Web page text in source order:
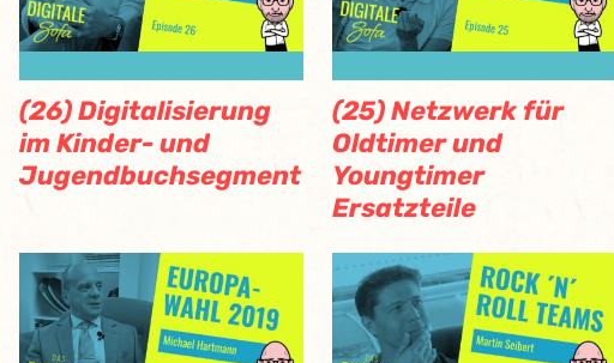
(26) Digitalisierung
im Kinder- und
Jugendbuchsegment
(25) Netzwerk für
Oldtimer und
Youngtimer
Ersatzteile